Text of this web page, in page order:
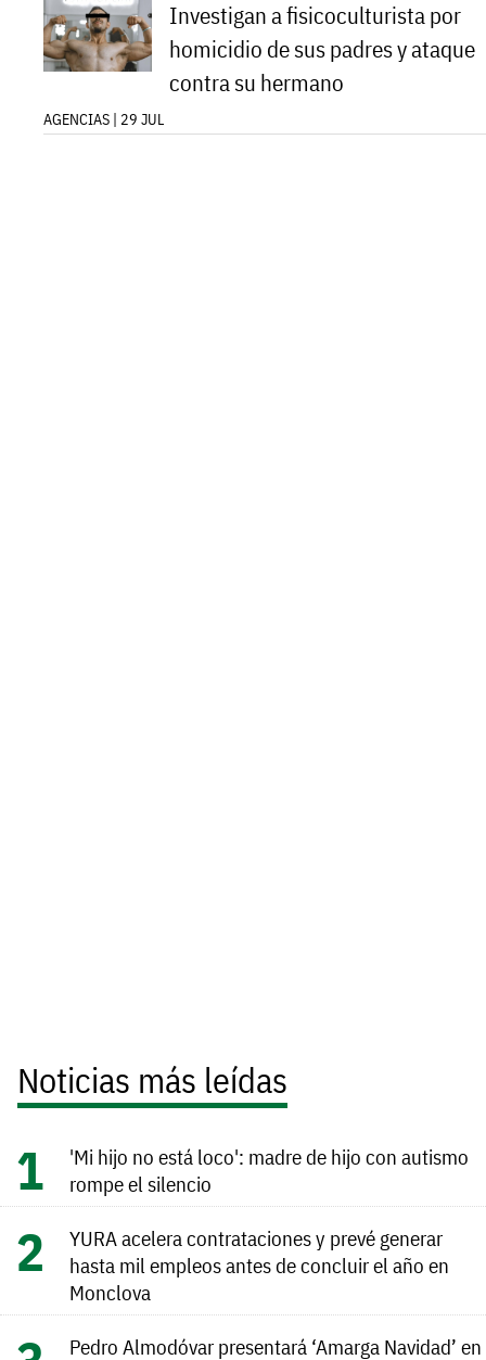
Investigan a fisicoculturista por
homicidio de sus padres y ataque
contra su hermano
AGENCIAS | 29 JUL
Noticias más leídas
'Mi hijo no está loco': madre de hijo con autismo
rompe el silencio
YURA acelera contrataciones y prevé generar
hasta mil empleos antes de concluir el año en
Monclova
Pedro Almodóvar presentará ‘Amarga Navidad’ en